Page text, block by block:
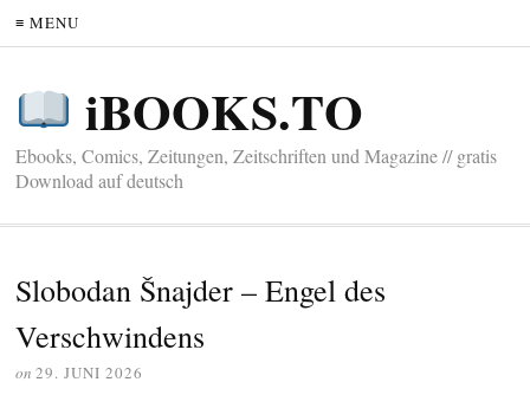
≡ MENU
iBOOKS.TO
Ebooks, Comics, Zeitungen, Zeitschriften und Magazine // gratis
Download auf deutsch
Slobodan Šnajder – Engel des
Verschwindens
on 29. JUNI 2026